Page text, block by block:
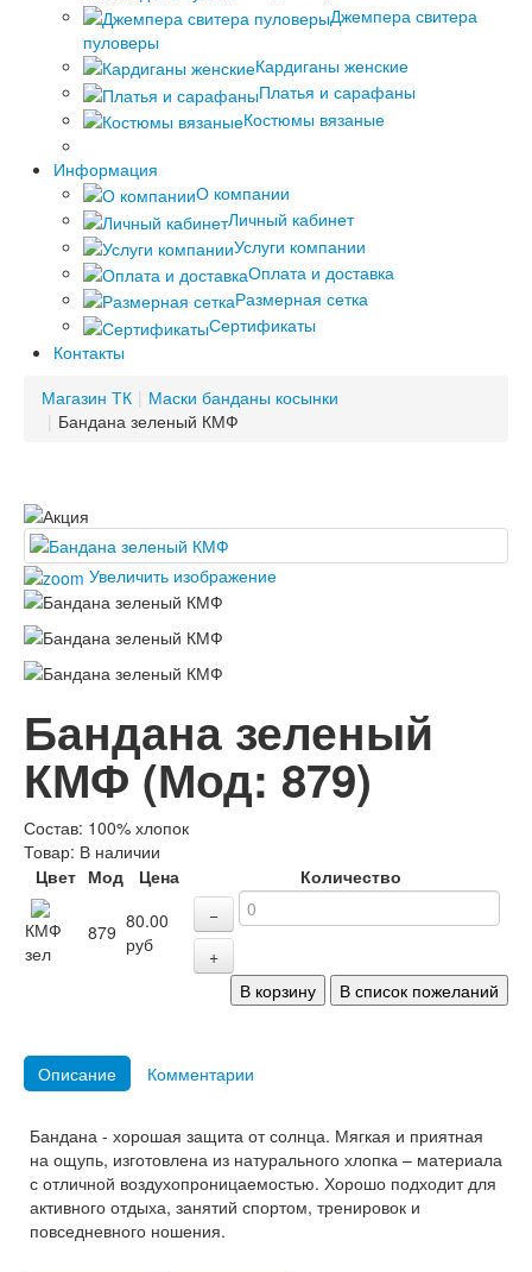
Джемпера свитера
пуловеры
Кардиганы женские
Платья и сарафаны
Костюмы вязаные
Информация
О компании
Личный кабинет
Услуги компании
Оплата и доставка
Размерная сетка
Сертификаты
Контакты
Магазин ТК | Маски банданы косынки
| Бандана зеленый КМФ
Увеличить изображение
Бандана зеленый
КМФ(Мод: 879)
Состав: 100% хлопок
Товар: В наличии
Цвет Мод Цена Количество
КМФ
зел
879 80.00
руб
−
+
Описание Комментарии
Бандана - хорошая защита от солнца. Мягкая и приятная
на ощупь, изготовлена из натурального хлопка – материала
с отличной воздухопроницаемостью. Хорошо подходит для
активного отдыха, занятий спортом, тренировок и
повседневного ношения.